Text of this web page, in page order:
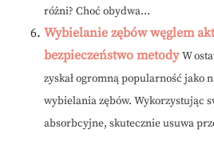
różni? Choć obydwa...
Wybielanie zębów węglem
bezpieczeństwo metody W
zyskał ogromną popularność jako
wybielania zębów. Wykorzystując
absorbcyjne, skutecznie usuwa